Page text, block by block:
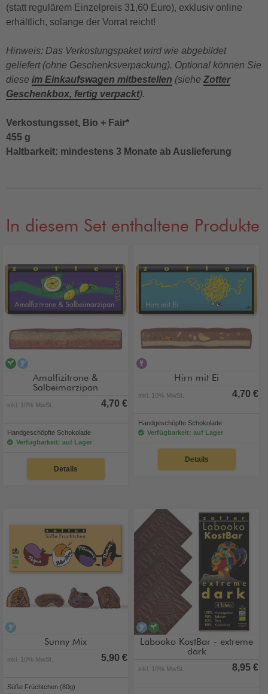
(statt regulärem Einzelpreis 31,60 Euro), exklusiv online
erhältlich, solange der Vorrat reicht!
Hinweis: Das Verkostungspaket wird wie abgebildet
geliefert (ohne Geschenksverpackung). Optional können Sie
diese im Einkaufswagen mitbestellen (siehe Zotter
Geschenkbox, fertig verpackt).
Verkostungsset, Bio + Fair*
455 g
Haltbarkeit: mindestens 3 Monate ab Auslieferung
In diesem Set enthaltene Produkte
vegan
Amalfizitrone &
Salbeimarzipan
inkl. 10% MwSt. 4,70 €
Handgeschöpfte Schokolade
Verfügbarkeit: auf Lager
Details
Hirn mit Ei
inkl. 10% MwSt. 4,70 €
Handgeschöpfte Schokolade
Verfügbarkeit: auf Lager
Details
Sunny Mix
inkl. 10% MwSt. 5,90 €
Süße Früchtchen (80g)
alkoholfrei
vegan
Labooko KostBar - extreme
dark
inkl. 10% MwSt. 8,95 €